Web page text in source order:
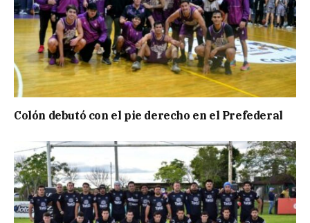
Colón debutó con el pie derecho en el Prefederal